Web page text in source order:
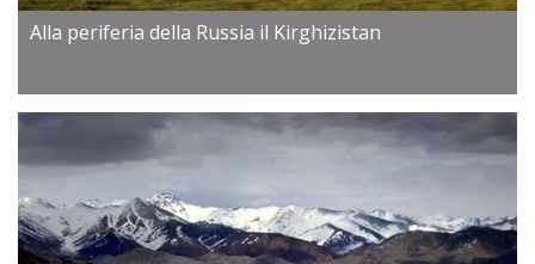
Alla periferia della Russia il Kirghizistan